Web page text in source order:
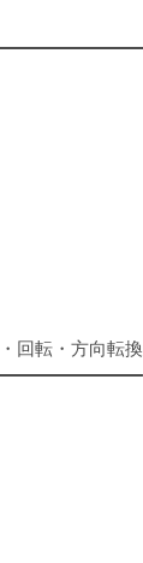
回転・方向転換